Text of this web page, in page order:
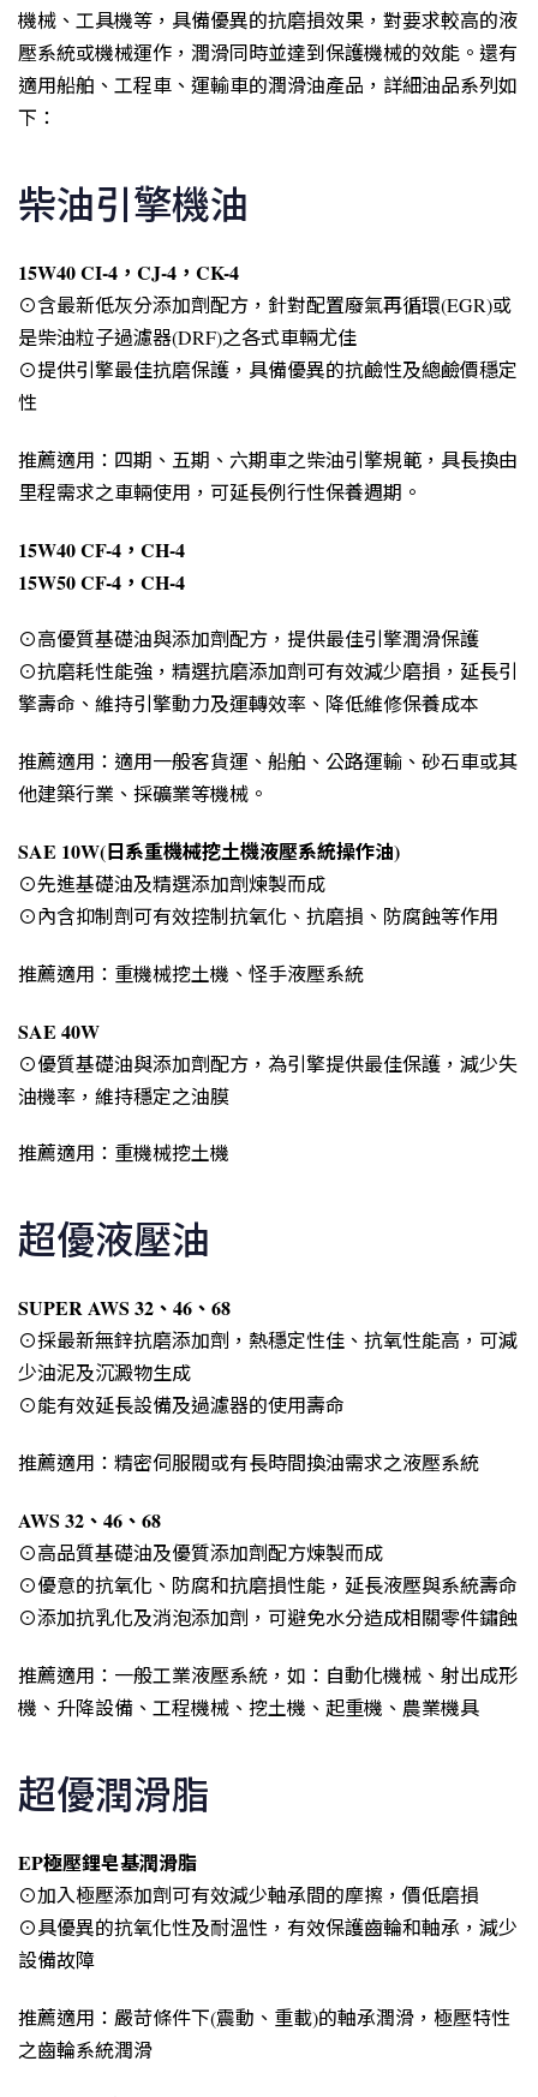
機械、工具機等，具備優異的抗磨損效果，對要求較高的液
壓系統或機械運作，潤滑同時並達到保護機械的效能。還有
適用船舶、工程車、運輸車的潤滑油產品，詳細油品系列如
下：
柴油引擎機油
15W40 CI-4，CJ-4，CK-4
⊙含最新低灰分添加劑配方，針對配置廢氣再循環(EGR)或
是柴油粒子過濾器(DRF)之各式車輛尤佳
⊙提供引擎最佳抗磨保護，具備優異的抗鹼性及總鹼價穩定
性
推薦適用：四期、五期、六期車之柴油引擎規範，具長換由
里程需求之車輛使用，可延長例行性保養週期。
15W40 CF-4，CH-4
15W50 CF-4，CH-4
⊙高優質基礎油與添加劑配方，提供最佳引擎潤滑保護
⊙抗磨耗性能強，精選抗磨添加劑可有效減少磨損，延長引
擎壽命、維持引擎動力及運轉效率、降低維修保養成本
推薦適用：適用一般客貨運、船舶、公路運輸、砂石車或其
他建築行業、採礦業等機械。
SAE 10W(日系重機械挖土機液壓系統操作油)
⊙先進基礎油及精選添加劑煉製而成
⊙內含抑制劑可有效控制抗氧化、抗磨損、防腐蝕等作用
推薦適用：重機械挖土機、怪手液壓系統
SAE 40W
⊙優質基礎油與添加劑配方，為引擎提供最佳保護，減少失
油機率，維持穩定之油膜
推薦適用：重機械挖土機
超優液壓油
SUPER AWS 32、46、68
⊙採最新無鋅抗磨添加劑，熱穩定性佳、抗氧性能高，可減
少油泥及沉澱物生成
⊙能有效延長設備及過濾器的使用壽命
推薦適用：精密伺服閥或有長時間換油需求之液壓系統
AWS 32、46、68
⊙高品質基礎油及優質添加劑配方煉製而成
⊙優意的抗氧化、防腐和抗磨損性能，延長液壓與系統壽命
⊙添加抗乳化及消泡添加劑，可避免水分造成相關零件鏽蝕
推薦適用：一般工業液壓系統，如：自動化機械、射出成形
機、升降設備、工程機械、挖土機、起重機、農業機具
超優潤滑脂
EP極壓鋰皂基潤滑脂
⊙加入極壓添加劑可有效減少軸承間的摩擦，價低磨損
⊙具優異的抗氧化性及耐溫性，有效保護齒輪和軸承，減少
設備故障
推薦適用：嚴苛條件下(震動、重載)的軸承潤滑，極壓特性
之齒輪系統潤滑